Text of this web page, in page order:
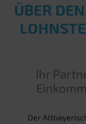
ÜBER
Ihr
Der